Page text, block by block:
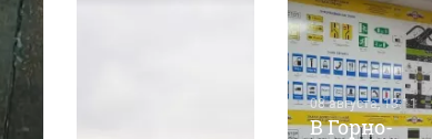
08 августа, 13:11
В Горно-